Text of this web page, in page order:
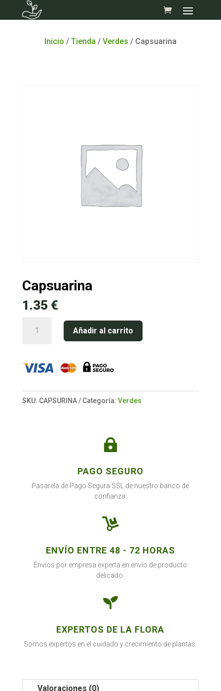
Inicio / Tienda / Verdes / Capsuarina
Capsuarina
1.35 €
Añadir al carrito
SKU: CAPSURINA Categoría: Verdes

PAGO SEGURO
Pasarela de Pago Segura SSL de nuestro banco de
confianza.

ENVÍO ENTRE 48 - 72 HORAS
Envíos por empresa experta en envío de producto
delicado.

EXPERTOS DE LA FLORA
Somos expertos en el cuidado y crecimiento de plantas.
Valoraciones (0)